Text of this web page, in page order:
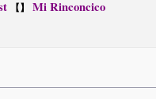
【】 Mi Rinconcico